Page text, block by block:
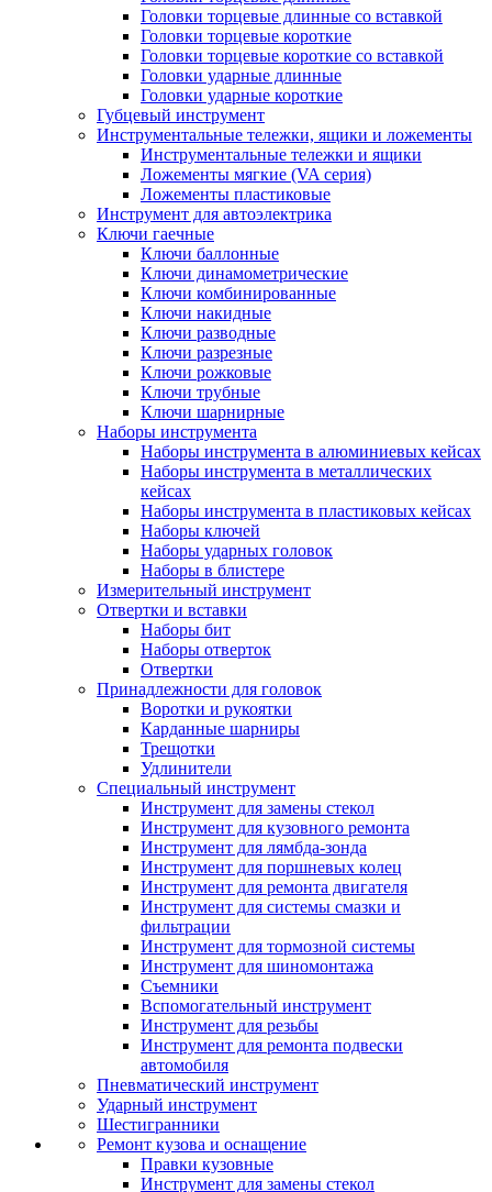
Головки торцевые длинные со вставкой
Головки торцевые короткие
Головки торцевые короткие со вставкой
Головки ударные длинные
Головки ударные короткие
Губцевый инструмент
Инструментальные тележки, ящики и ложементы
Инструментальные тележки и ящики
Ложементы мягкие (VA серия)
Ложементы пластиковые
Инструмент для автоэлектрика
Ключи гаечные
Ключи баллонные
Ключи динамометрические
Ключи комбинированные
Ключи накидные
Ключи разводные
Ключи разрезные
Ключи рожковые
Ключи трубные
Ключи шарнирные
Наборы инструмента
Наборы инструмента в алюминиевых кейсах
Наборы инструмента в металлических
кейсах
Наборы инструмента в пластиковых кейсах
Наборы ключей
Наборы ударных головок
Наборы в блистере
Измерительный инструмент
Отвертки и вставки
Наборы бит
Наборы отверток
Отвертки
Принадлежности для головок
Воротки и рукоятки
Карданные шарниры
Трещотки
Удлинители
Специальный инструмент
Инструмент для замены стекол
Инструмент для кузовного ремонта
Инструмент для лямбда-зонда
Инструмент для поршневых колец
Инструмент для ремонта двигателя
Инструмент для системы смазки и
фильтрации
Инструмент для тормозной системы
Инструмент для шиномонтажа
Съемники
Вспомогательный инструмент
Инструмент для резьбы
Инструмент для ремонта подвески
автомобиля
Пневматический инструмент
Ударный инструмент
Шестигранники
Ремонт кузова и оснащение
Правки кузовные
Инструмент для замены стекол